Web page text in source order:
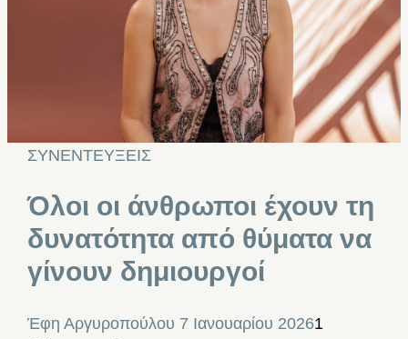
ΣΥΝΕΝΤΕΥΞΕΙΣ
Όλοι οι άνθρωποι έχουν τη
δυνατότητα από θύματα να
γίνουν δημιουργοί
Έφη Αργυροπούλου 7 Ιανουαρίου 20261